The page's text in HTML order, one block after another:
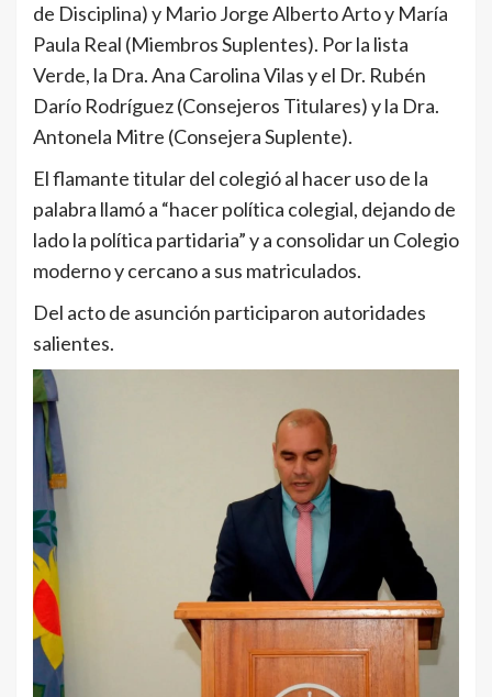
de Disciplina) y Mario Jorge Alberto Arto y María
Paula Real (Miembros Suplentes). Por la lista
Verde, la Dra. Ana Carolina Vilas y el Dr. Rubén
Darío Rodríguez (Consejeros Titulares) y la Dra.
Antonela Mitre (Consejera Suplente).
El flamante titular del colegió al hacer uso de la
palabra llamó a “hacer política colegial, dejando de
lado la política partidaria” y a consolidar un Colegio
moderno y cercano a sus matriculados.
Del acto de asunción participaron autoridades
salientes.